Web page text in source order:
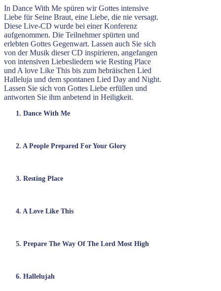
In Dance With Me spüren wir Gottes intensive
Liebe für Seine Braut, eine Liebe, die nie versagt.
Diese Live-CD wurde bei einer Konferenz
aufgenommen. Die Teilnehmer spürten und
erlebten Gottes Gegenwart. Lassen auch Sie sich
von der Musik dieser CD inspirieren, angefangen
von intensiven Liebesliedern wie Resting Place
und A love Like This bis zum hebräischen Lied
Halleluja und dem spontanen Lied Day and Night.
Lassen Sie sich von Gottes Liebe erfüllen und
antworten Sie ihm anbetend in Heiligkeit.
1. Dance With Me
2. A People Prepared For Your Glory
3. Resting Place
4. A Love Like This
5. Prepare The Way Of The Lord Most High
6. Hallelujah